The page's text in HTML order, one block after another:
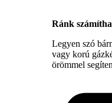
Ránk
Legyen szó
vagy korú
örömmel